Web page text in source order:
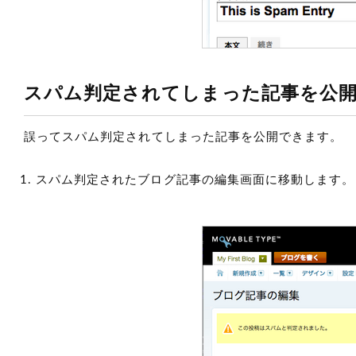
スパム判定されてしまった記事を公
誤ってスパム判定されてしまった記事を公開できます。
スパム判定されたブログ記事の編集画面に移動します。